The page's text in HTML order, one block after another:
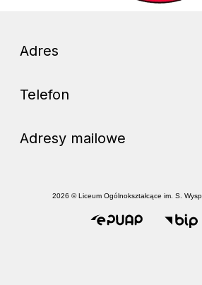
Adres
Telefon
Adresy mailowe
2026 © Liceum Ogólnokształcące im. S.